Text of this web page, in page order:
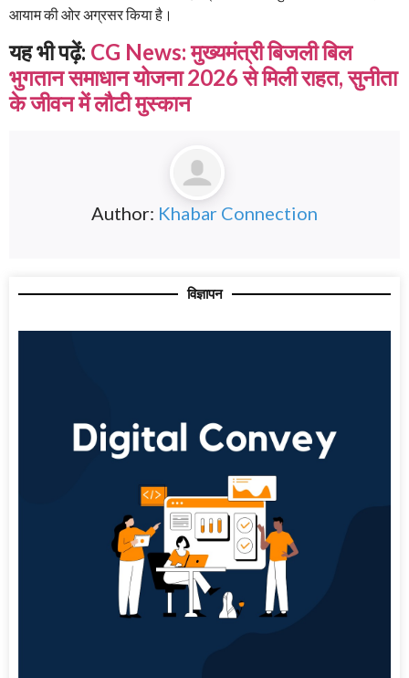
आयाम की ओर अग्रसर किया है।
यह भी पढ़ें: CG News: मुख्यमंत्री बिजली बिल
भुगतान समाधान योजना 2026 से मिली राहत, सुनीता
के जीवन में लौटी मुस्कान
Author: Khabar Connection
विज्ञापन